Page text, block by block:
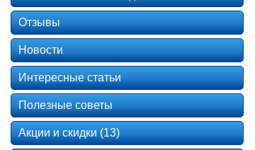
Отзывы
Новости
Интересные статьи
Полезные советы
Акции и скидки (13)